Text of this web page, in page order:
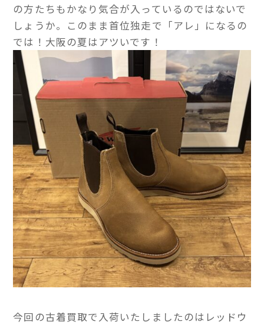
の方たちもかなり気合が入っているのではないで
しょうか。このまま首位独走で「アレ」になるの
では！大阪の夏はアツいです！
今回の古着買取で入荷いたしましたのはレッドウ